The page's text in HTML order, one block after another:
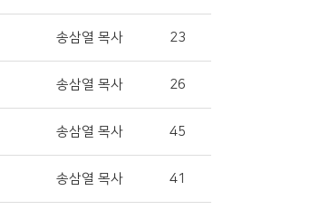
송삼열 목사 23
송삼열 목사 26
송삼열 목사 45
송삼열 목사 41